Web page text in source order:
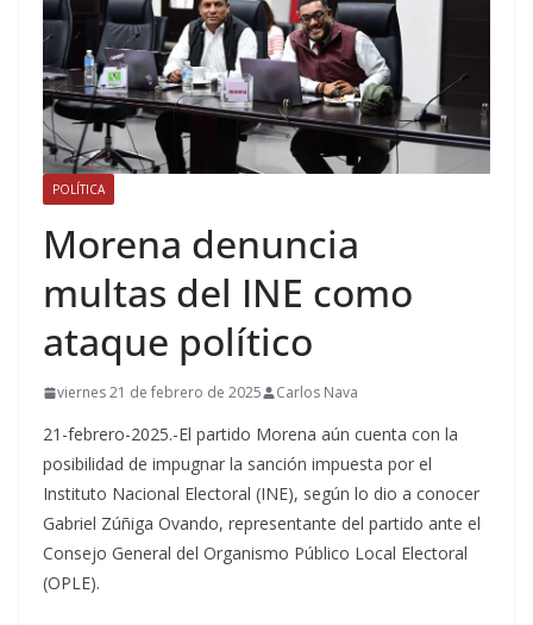
POLÍTICA
Morena denuncia
multas del INE como
ataque político
viernes 21 de febrero de 2025 Carlos Nava
21-febrero-2025.-El partido Morena aún cuenta con la
posibilidad de impugnar la sanción impuesta por el
Instituto Nacional Electoral (INE), según lo dio a conocer
Gabriel Zúñiga Ovando, representante del partido ante el
Consejo General del Organismo Público Local Electoral
(OPLE).